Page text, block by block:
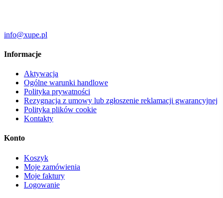
info@xupe.pl
Informacje
Aktywacja
Ogólne warunki handlowe
Polityka prywatności
Rezygnacja z umowy lub zgłoszenie reklamacji gwarancyjnej
Polityka plików cookie
Kontakty
Konto
Koszyk
Moje zamówienia
Moje faktury
Logowanie